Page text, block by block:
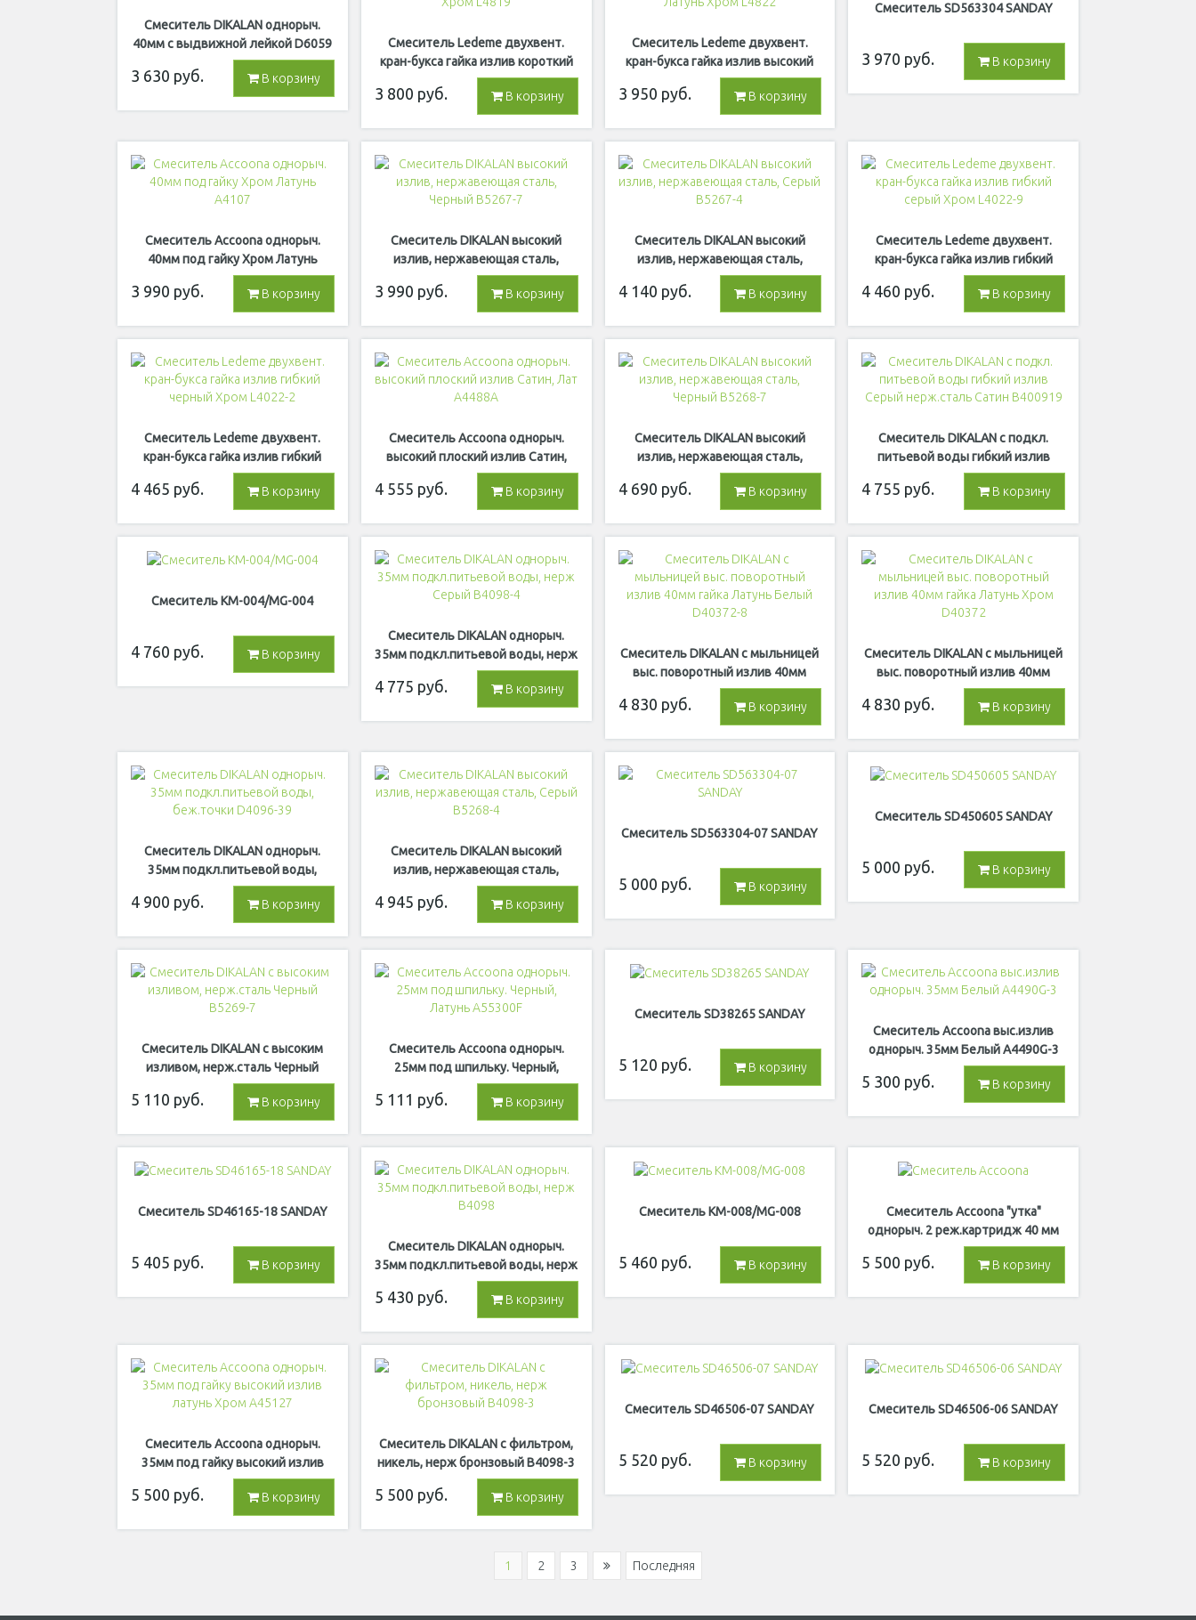
Смеситель DIKALAN однорыч.
40мм c выдвижной лейкой D6059
3 630 руб. В корзину
Смеситель Ledeme двухвент.
кран-букса гайка излив короткий
Хром L4819
3 800 руб. В корзину
Смеситель Ledeme двухвент.
кран-букса гайка излив высокий
Латунь Хром L4822
3 950 руб. В корзину
Смеситель SD563304 SANDAY
3 970 руб. В корзину
Смеситель Accoona однорыч.
40мм под гайку Хром Латунь
A4107
3 990 руб. В корзину
Смеситель DIKALAN высокий
излив, нержавеющая сталь,
Черный B5267-7
3 990 руб. В корзину
Смеситель DIKALAN высокий
излив, нержавеющая сталь,
Серый B5267-4
4 140 руб. В корзину
Смеситель Ledeme двухвент.
кран-букса гайка излив гибкий
серый Хром L4022-9
4 460 руб. В корзину
Смеситель Ledeme двухвент.
кран-букса гайка излив гибкий
черный Хром L4022-2
4 465 руб. В корзину
Смеситель Accoona однорыч.
высокий плоский излив Сатин,
Лат A4488A
4 555 руб. В корзину
Смеситель DIKALAN высокий
излив, нержавеющая сталь,
Черный B5268-7
4 690 руб. В корзину
Смеситель DIKALAN c подкл.
питьевой воды гибкий излив
Серый нерж.сталь Сатин B400919
4 755 руб. В корзину
Смеситель КМ-004/MG-004
4 760 руб. В корзину
Смеситель DIKALAN однорыч.
35мм подкл.питьевой воды, нерж
Серый B4098-4
4 775 руб. В корзину
Смеситель DIKALAN с мыльницей
выс. поворотный излив 40мм
гайка Латунь Белый D40372-8
4 830 руб. В корзину
Смеситель DIKALAN с мыльницей
выс. поворотный излив 40мм
гайка Латунь Хром D40372
4 830 руб. В корзину
Смеситель DIKALAN однорыч.
35мм подкл.питьевой воды,
беж.точки D4096-39
4 900 руб. В корзину
Смеситель DIKALAN высокий
излив, нержавеющая сталь,
Серый B5268-4
4 945 руб. В корзину
Смеситель SD563304-07 SANDAY
5 000 руб. В корзину
Смеситель SD450605 SANDAY
5 000 руб. В корзину
Смеситель DIKALAN с высоким
изливом, нерж.сталь Черный
B5269-7
5 110 руб. В корзину
Смеситель Accoona однорыч.
25мм под шпильку. Черный,
Латунь A55300F
5 111 руб. В корзину
Смеситель SD38265 SANDAY
5 120 руб. В корзину
Смеситель Accoona выс.излив
однорыч. 35мм Белый A4490G-3
5 300 руб. В корзину
Смеситель SD46165-18 SANDAY
5 405 руб. В корзину
Смеситель DIKALAN однорыч.
35мм подкл.питьевой воды, нерж
B4098
5 430 руб. В корзину
Смеситель КМ-008/MG-008
5 460 руб. В корзину
Смеситель Accoona "утка"
однорыч. 2 реж.картридж 40 мм
латунь A4010
5 500 руб. В корзину
Смеситель Accoona однорыч.
35мм под гайку высокий излив
латунь Хром A45127
5 500 руб. В корзину
Смеситель DIKALAN с фильтром,
никель, нерж бронзовый B4098-3
5 500 руб. В корзину
Смеситель SD46506-07 SANDAY
5 520 руб. В корзину
Смеситель SD46506-06 SANDAY
5 520 руб. В корзину
1 2 3 Последняя